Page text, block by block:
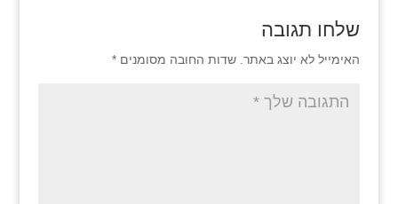
שלחו תגובה
האימייל לא יוצג באתר. שדות החובה מסומנים *